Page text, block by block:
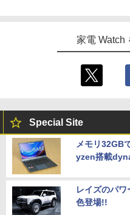
家電 Watch
Special Site
メモリ32GB
yzen搭載
レイズのパ
色登場!!